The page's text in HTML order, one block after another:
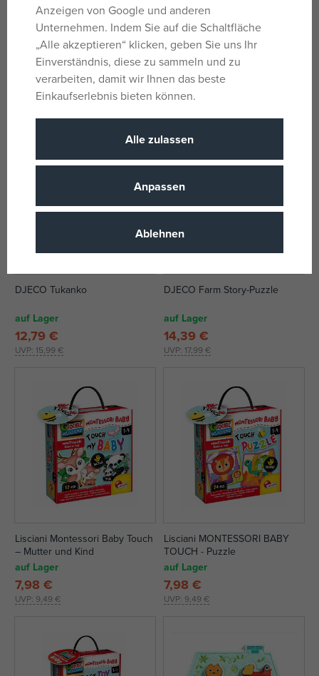
Pexi Klettpuzzles – Formen
auf Lager
15,79 €
12,63 €
DJECO Puzzle Anianco
auf Lager
UVP:15,25 €
12,20 €
DJECO Tukanko
auf Lager
UVP: 15,99 €
12,79 €
DJECO Farm Story-Puzzle
auf Lager
UVP: 17,99 €
14,39 €
Lisciani Montessori Baby Touch
– Mutter und Kind
auf Lager
UVP: 9,49 €
7,98 €
Lisciani MONTESSORI BABY
TOUCH - Puzzle
auf Lager
UVP: 9,49 €
7,98 €
Anzeigen von Google und anderen
Unternehmen. Indem Sie auf die Schaltfläche
„Alle akzeptieren“ klicken, geben Sie uns Ihr
Einverständnis, diese zu sammeln und zu
verarbeiten, damit wir Ihnen das beste
Einkaufserlebnis bieten können.
Alle zulassen
Anpassen
Ablehnen